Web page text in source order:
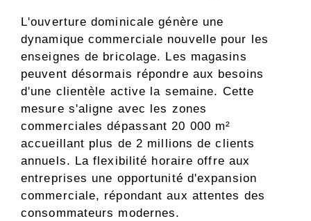
L'ouverture dominicale génère une
dynamique commerciale nouvelle pour les
enseignes de bricolage. Les magasins
peuvent désormais répondre aux besoins
d'une clientèle active la semaine. Cette
mesure s'aligne avec les zones
commerciales dépassant 20 000 m²
accueillant plus de 2 millions de clients
annuels. La flexibilité horaire offre aux
entreprises une opportunité d'expansion
commerciale, répondant aux attentes des
consommateurs modernes.